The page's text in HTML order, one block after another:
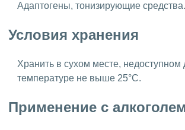
Адаптогены, тонизирующие средства.
Условия хранения
Хранить в сухом месте, недоступном
температуре не выше 25°C.
Применение с алкоголем